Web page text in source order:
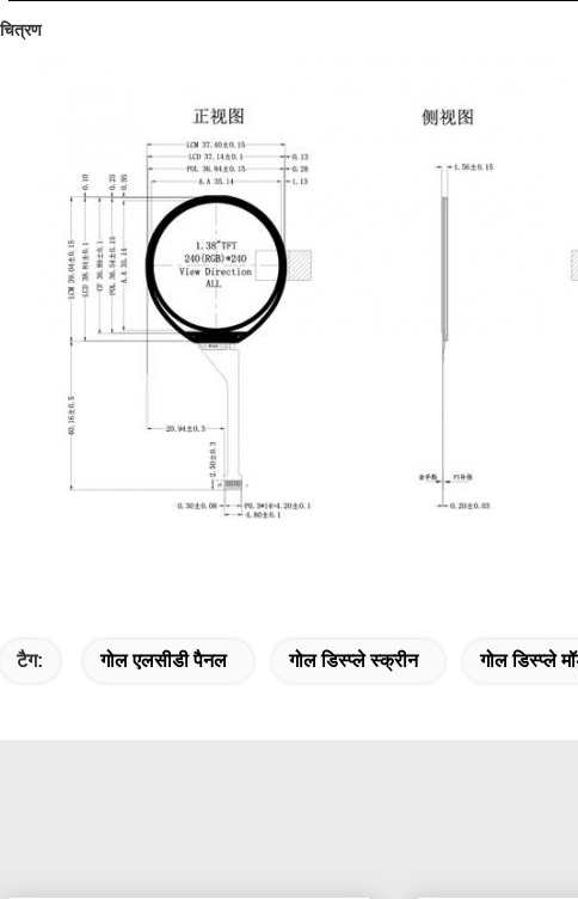
चित्रण
टैग: गोल एलसीडी पैनल गोल डिस्प्ले स्क्रीन गोल डिस्प्ले